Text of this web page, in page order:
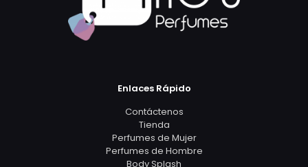
Enlaces Rápido
Contáctenos
Tienda
Perfumes de Mujer
Perfumes de Hombre
Body Splash